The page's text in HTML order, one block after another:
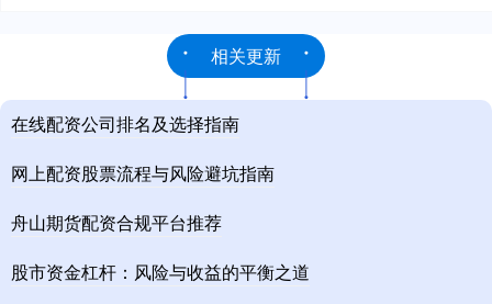
相关更新
在线配资公司排名及选择指南
网上配资股票流程与风险避坑指南
舟山期货配资合规平台推荐
股市资金杠杆：风险与收益的平衡之道